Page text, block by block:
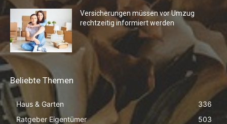
Versicherungen müssen vor Umzug
rechtzeitig informiert werden
Beliebte Themen
Haus & Garten
336
Ratgeber Eigentümer
503